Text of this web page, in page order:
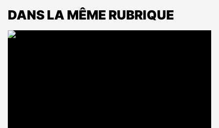
DANS LA MÊME RUBRIQUE